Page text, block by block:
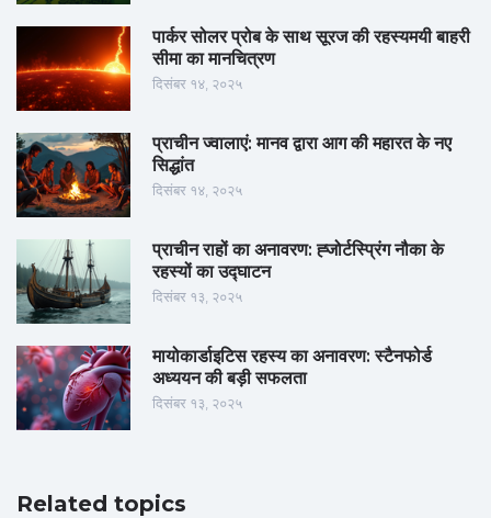
पार्कर सोलर प्रोब के साथ सूरज की रहस्यमयी बाहरी
सीमा का मानचित्रण
दिसंबर १४, २०२५
प्राचीन ज्वालाएं: मानव द्वारा आग की महारत के नए
सिद्धांत
दिसंबर १४, २०२५
प्राचीन राहों का अनावरण: ह्जोर्टस्प्रिंग नौका के
रहस्यों का उद्घाटन
दिसंबर १३, २०२५
मायोकार्डाइटिस रहस्य का अनावरण: स्टैनफोर्ड
अध्ययन की बड़ी सफलता
दिसंबर १३, २०२५
Related topics